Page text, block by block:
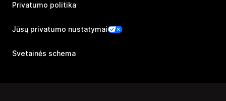
Privatumo politika
Jūsų privatumo nustatymai
Svetainės schema